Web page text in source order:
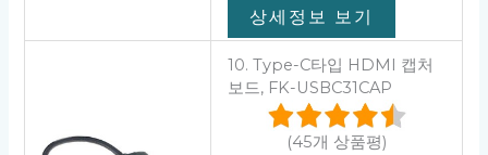
상세정보 보기
10. Type-C타입 HDMI 캡처
보드, FK-USBC31CAP
(45개 상품평)